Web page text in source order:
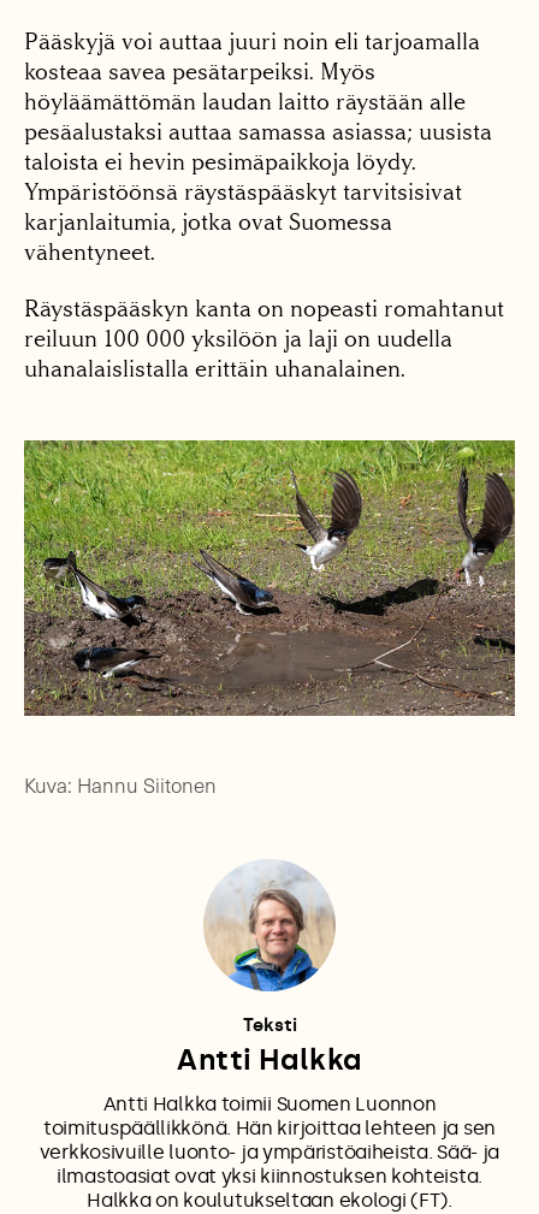
Pääskyjä voi auttaa juuri noin eli tarjoamalla
kosteaa savea pesätarpeiksi. Myös
höyläämättömän laudan laitto räystään alle
pesäalustaksi auttaa samassa asiassa; uusista
taloista ei hevin pesimäpaikkoja löydy.
Ympäristöönsä räystäspääskyt tarvitsisivat
karjanlaitumia, jotka ovat Suomessa
vähentyneet.
Räystäspääskyn kanta on nopeasti romahtanut
reiluun 100 000 yksilöön ja laji on uudella
uhanalaislistalla erittäin uhanalainen.
Kuva: Hannu Siitonen
Teksti
Antti Halkka
Antti Halkka toimii Suomen Luonnon
toimituspäällikkönä. Hän kirjoittaa lehteen ja sen
verkkosivuille luonto- ja ympäristöaiheista. Sää- ja
ilmastoasiat ovat yksi kiinnostuksen kohteista.
Halkka on koulutukseltaan ekologi (FT).